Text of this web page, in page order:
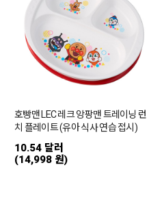
호빵맨 LEC 레크 앙팡맨 트레이닝 런
치 플레이트 (유아 식사 연습 접시)
10.54 달러
(14,998 원)